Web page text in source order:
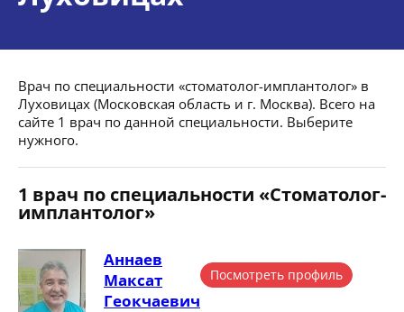
Врач по специальности «стоматолог-имплантолог» в
Луховицах (Московская область и г. Москва). Всего на
сайте 1 врач по данной специальности. Выберите
нужного.
1 врач по специальности «Стоматолог-
имплантолог»
Аннаев
Максат
Геокчаевич
Посмотреть профиль